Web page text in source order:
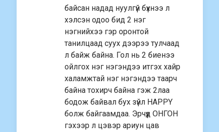
байсан надад нуулгүй бүхнээ л
хэлсэн одоо бид 2 нэг
нэгнийхээ гэр оронтой
танилцаад суух дээрээ тулчаад
л байж байна. Гол нь 2 биенээ
ойлгох нэг нэгэндээ итгэх хайр
халамжтай нэг нэгэндээ таарч
байна тохирч байна гэж 2лаа
бодож байвал бух зүйл HAPPY
болж байгаамдаа. Эрчүүд ОНГОН
гэхээр л цэвэр ариун цав